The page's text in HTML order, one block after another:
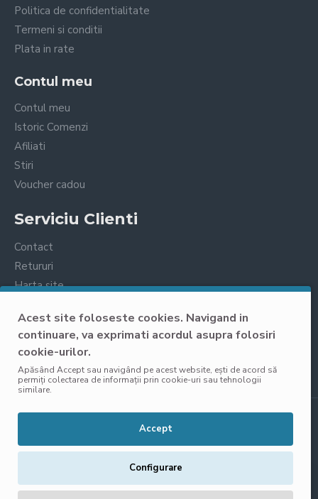
Acest site foloseste cookies. Navigand in
continuare, va exprimati acordul asupra folosiri
cookie-urilor.
Apăsând Accept sau navigând pe acest website, ești de acord să
permiți colectarea de informații prin cookie-uri sau tehnologii
similare.
Accept
Configurare
Politica de confidentialitate
Termeni si conditii
Plata in rate
Contul meu
Contul meu
Istoric Comenzi
Afiliati
Stiri
Voucher cadou
Serviciu Clienti
Contact
Retururi
Harta site